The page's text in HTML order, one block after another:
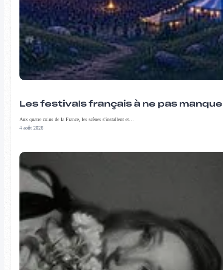
Les festivals français à ne pas
Aux quatre coins de la France, les scènes s'installent et…
4 août 2026